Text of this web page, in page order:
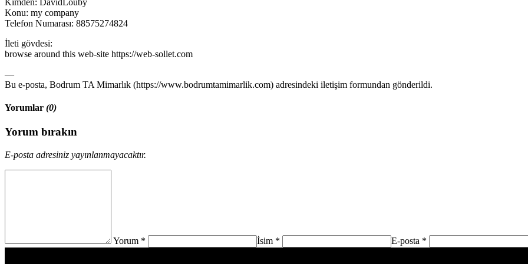
Konu: my company
Telefon Numarası: 88575274824
İleti gövdesi:
browse around this web-site https://web-sollet.com
—
Bu e-posta, Bodrum TA Mimarlık (https://www.bodrumtamimarlik.com) adresindeki iletişim formundan gönderildi.
Yorumlar (0)
Yorum bırakın
E-posta adresiniz yayınlanmayacaktır.
Yorum * İsim * E-posta *